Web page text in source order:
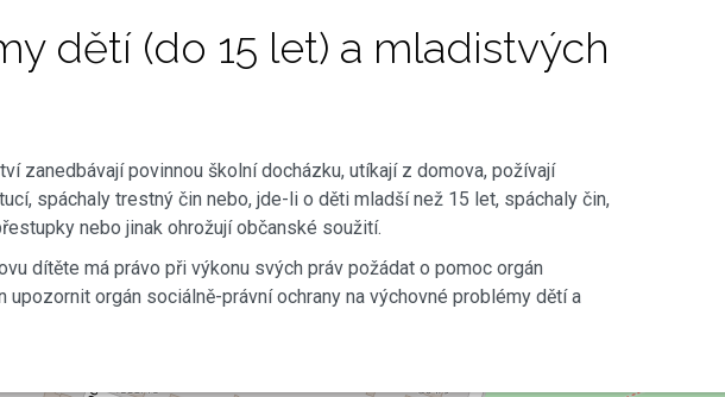
dětí (do 15 let) a mladistvých
zanedbávají povinnou školní docházku, utíkají z domova, požívají
spáchaly trestný čin nebo, jde-li o děti mladší než 15 let, spáchaly čin,
nebo jinak ohrožují občanské soužití.
dítěte má právo při výkonu svých práv požádat o pomoc orgán
upozornit orgán sociálně-právní ochrany na výchovné problémy dětí a